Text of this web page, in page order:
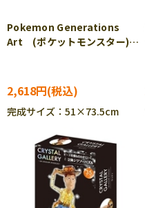
Pokemon Generations
Art (ポケットモンスター)
PO］
2,618円
完成サイズ：51×73.5cm